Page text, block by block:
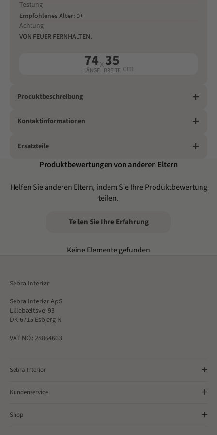
Testung
Empfohlenes Alter: 0+
Achtung
VON FEUER FERNHALTEN.
74
LÄNGE
x35
BREITE cm
Produktbeschreibung
Kontaktinformationen
Ersatzteile
Produktbewertungen von anderen Eltern
Helfen Sie anderen Eltern, indem Sie Ihre Produktbewertung
teilen.
Teilen Sie Ihre Erfahrung
Keine Elemente gefunden
Sebra Interiør
Sebra Interiør ApS
Lillebæltsvej 93
DK-6715 Esbjerg N
VAT NO.: 28864663
Sebra Interior
Kundenservice
Shop